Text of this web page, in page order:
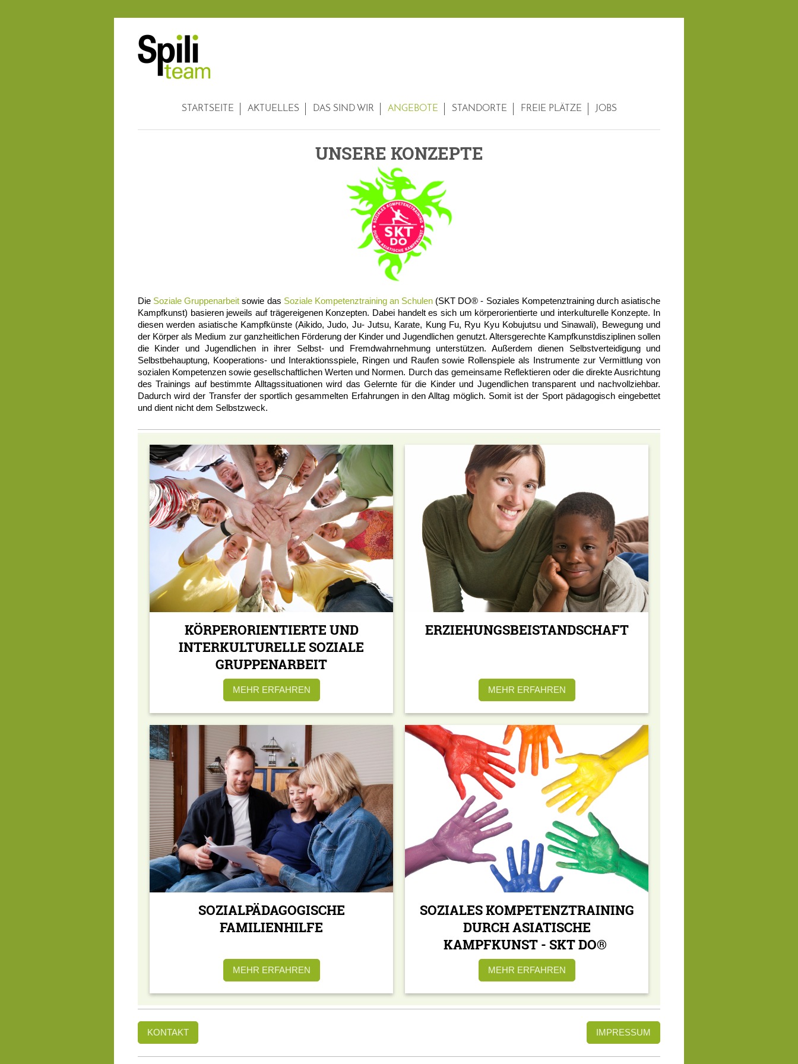
STARTSEITE AKTUELLES DAS SIND WIR ANGEBOTE STANDORTE FREIE PLÄTZE JOBS
UNSERE KONZEPTE
Die Soziale Gruppenarbeit sowie das Soziale Kompetenztraining an Schulen (SKT DO® - Soziales Kompetenztraining durch asiatische
Kampfkunst) basieren jeweils auf trägereigenen Konzepten. Dabei handelt es sich um körperorientierte und interkulturelle Konzepte. In
diesen werden asiatische Kampfkünste (Aikido, Judo, Ju- Jutsu, Karate, Kung Fu, Ryu Kyu Kobujutsu und Sinawali), Bewegung und
der Körper als Medium zur ganzheitlichen Förderung der Kinder und Jugendlichen genutzt. Altersgerechte Kampfkunstdisziplinen sollen
die Kinder und Jugendlichen in ihrer Selbst- und Fremdwahrnehmung unterstützen. Außerdem dienen Selbstverteidigung und
Selbstbehauptung, Kooperations- und Interaktionsspiele, Ringen und Raufen sowie Rollenspiele als Instrumente zur Vermittlung von
sozialen Kompetenzen sowie gesellschaftlichen Werten und Normen. Durch das gemeinsame Reflektieren oder die direkte Ausrichtung
des Trainings auf bestimmte Alltagssituationen wird das Gelernte für die Kinder und Jugendlichen transparent und nachvollziehbar.
Dadurch wird der Transfer der sportlich gesammelten Erfahrungen in den Alltag möglich. Somit ist der Sport pädagogisch eingebettet
und dient nicht dem Selbstzweck.
KÖRPERORIENTIERTE UND
INTERKULTURELLE SOZIALE
GRUPPENARBEIT
MEHR ERFAHREN
ERZIEHUNGSBEISTANDSCHAFT
MEHR ERFAHREN
SOZIALPÄDAGOGISCHE
FAMILIENHILFE
MEHR ERFAHREN
SOZIALES KOMPETENZTRAINING
DURCH ASIATISCHE
KAMPFKUNST - SKT DO®
MEHR ERFAHREN
KONTAKT IMPRESSUM